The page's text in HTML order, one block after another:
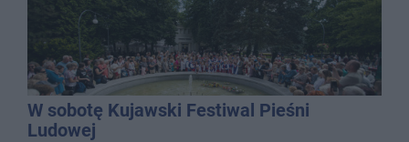
W sobotę Kujawski Festiwal Pieśni
Ludowej